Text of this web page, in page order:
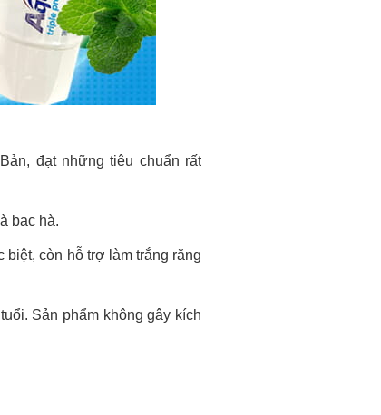
đạt những tiêu chuẩn rất
bạc hà.
còn hỗ trợ làm trắng răng
Sản phẩm không gây kích